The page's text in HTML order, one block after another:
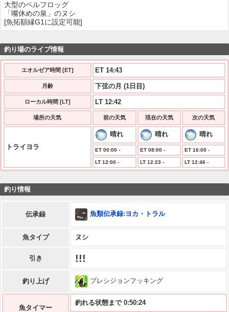
大型のペルフロッグ
「嘴休めの泉」のヌシ
[魚拓額縁G1に設定可能]
釣り場のライブ情報
エオルゼア時間 [ET] ET 14:43
月齢 下弦の月 (1日目)
ローカル時間 [LT] LT 12:42
場所の天気 前の天気 現在の天気 次の天気
トライヨラ
晴れ 晴れ 晴れ
ET 00:00 - ET 08:00 - ET 16:00 -
LT 12:00 - LT 12:23 - LT 12:46 -
釣り情報
伝承録 魚類伝承録:ヨカ・トラル
魚タイプ ヌシ
引き !!!
釣り上げ プレシジョンフッキング
魚タイマー
釣れる状態まで 0:50:23